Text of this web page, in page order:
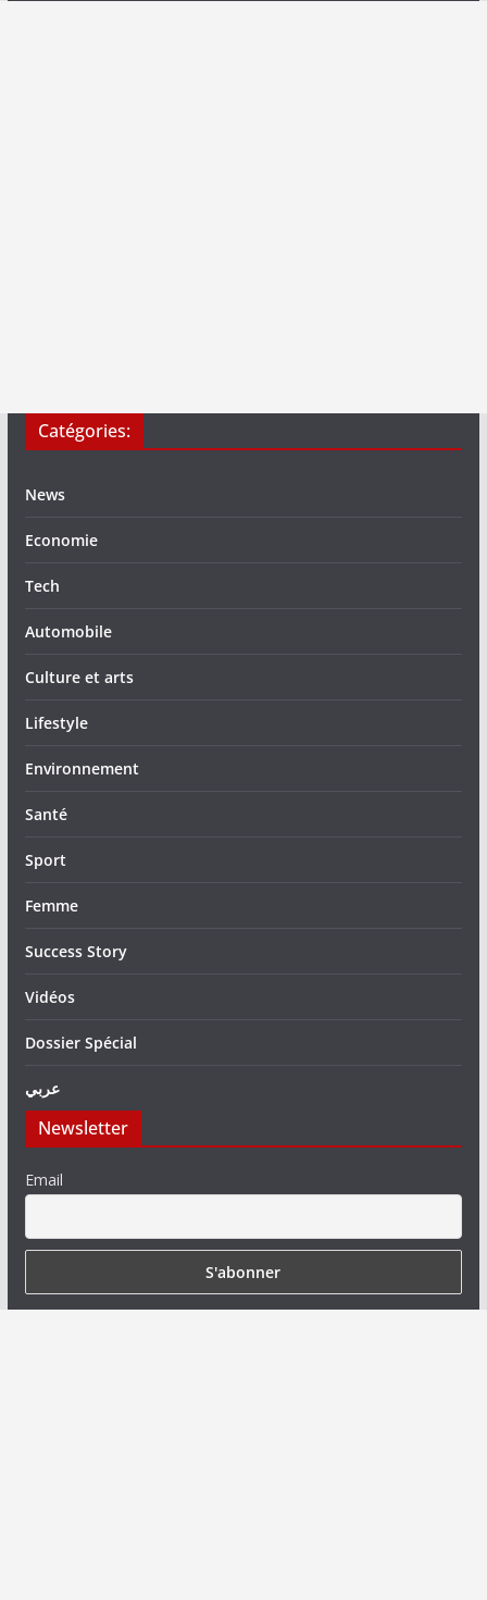
Catégories:
News
Economie
Tech
Automobile
Culture et arts
Lifestyle
Environnement
Santé
Sport
Femme
Success Story
Vidéos
Dossier Spécial
عربي
Newsletter
Email